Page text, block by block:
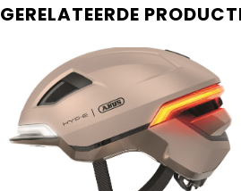
GERELATEERDE